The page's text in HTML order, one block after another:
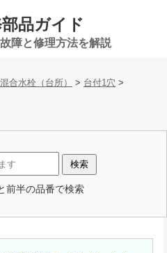
品ガイド
障と修理方法を解説
合水栓（台所） > 台付1穴 >
前半の品番で検索